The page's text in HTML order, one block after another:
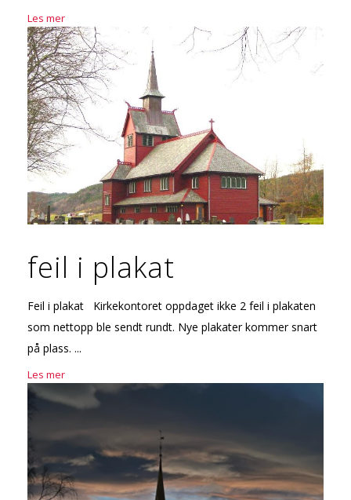
Les mer
feil i plakat
Feil i plakat Kirkekontoret oppdaget ikke 2 feil i plakaten
som nettopp ble sendt rundt. Nye plakater kommer snart
på plass. ...
Les mer